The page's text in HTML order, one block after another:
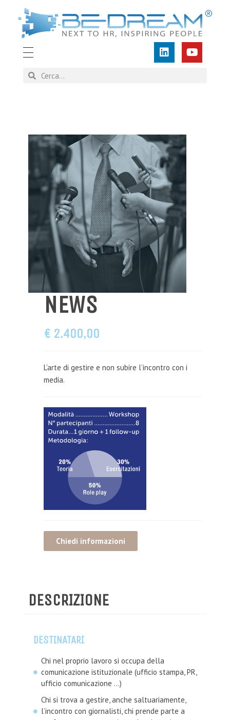
BEDREAM
NEWS
€ 2.400,OO
L’arte di gestire e non subire l’incontro con i
media.
Chiedi informazioni
DESCRIZIONE
DESTINATARI
Chi nel proprio lavoro si occupa della
comunicazione istituzionale (ufficio stampa, PR,
ufficio comunicazione …)
Chi si trova a gestire, anche saltuariamente,
l’incontro con giornalisti, chi prende parte a